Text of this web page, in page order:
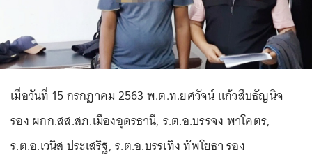
เมื่อวันที่ 15 กรกฎาคม 2563 พ.ต.ท.ยศวัจน์ แก้วสืบธัญนิจ
รอง ผกก.สส.สภ.เมืองอุดรธานี, ร.ต.อ.บรรจง พาโคตร,
ร.ต.อ.เวนิส ประเสริฐ, ร.ต.อ.บรรเทิง ทัพโยธา รอง